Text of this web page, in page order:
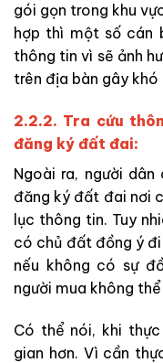
gói gọn trong khu
hợp thì một số cán
thông tin vì sẽ ảnh
trên địa bàn gây khó
2.2.2. Tra cứu
đăng ký đất đai:
Ngoài ra, người
đăng ký đất đai nơi
lục thông tin. Tuy
có chủ đất đồng ý
nếu không có sự
người mua không
Có thể nói, khi
gian hơn. Vì cần